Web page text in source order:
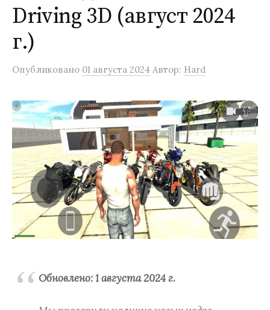
Driving 3D (август 2024
г.)
Опубликовано 01 августа 2024 Автор: Hard
Обновлено: 1 августа 2024 г.